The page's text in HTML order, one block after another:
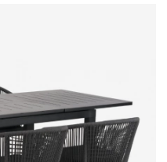
slate dyna